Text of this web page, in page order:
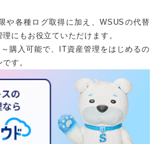
や各種ログ取得に加え、WSUSの代替
にもお役立ていただけます。
購入可能で、IT資産管理をはじめるの
す。